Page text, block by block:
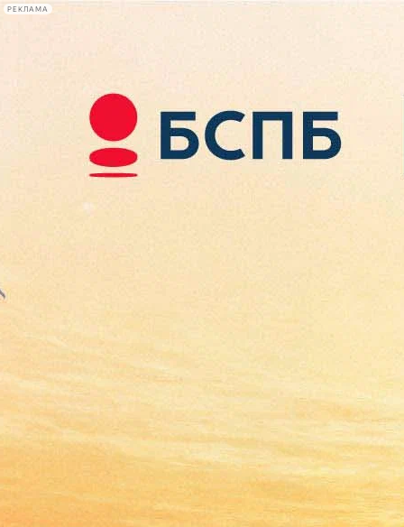
РЕКЛАМА
Сегодня:
2026.08.09
16:48
Афиша Plus
На ледоколе «Красин»
прочитают бесплатные
лекции по морскому делу